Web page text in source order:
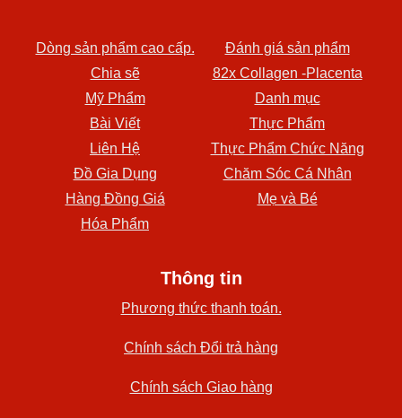
Dòng sản phẩm cao cấp.
Đánh giá sản phẩm
Chia sẽ
82x Collagen -Placenta
Mỹ Phẩm
Danh mục
Bài Viết
Thực Phẩm
Liên Hệ
Thực Phẩm Chức Năng
Đồ Gia Dụng
Chăm Sóc Cá Nhân
Hàng Đồng Giá
Mẹ và Bé
Hóa Phẩm
Thông tin
Phương thức thanh toán.
Chính sách Đổi trả hàng
Chính sách Giao hàng